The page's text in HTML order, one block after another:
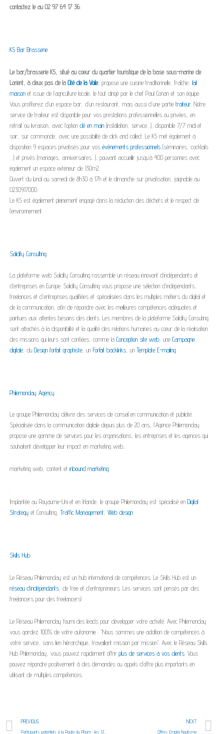
contactez le au 02 97 64 17 36.
K5 Bar Brasserie
Le bar/brasserie K5, situé au coeur du quartier touristique de la base sous-marine de
Lorient, à deux pas de laCité de la Voile, propose une cuisine traditionnelle, fraîche, fait
maison et issue de l’agriculture locale, le tout dirigé par le chef Paul Conan et son équipe.
Vous profiterez d’un espace bar, d’un restaurant, mais aussi d'une partie traiteur. Notre
service de traiteur est disponible pour vos prestations professionnelles ou privées, en
retrait ou livraison, avec l’option clé en main (installation, service…), disponible 7/7 midi et
soir, sur commande, avec une possibilité de click and collect. Le K5 met également à
disposition 9 espaces privatisés pour vos évènements professionnels (séminaires, cocktails
…) et privés (mariages, anniversaires…), pouvant accueillir jusqu’à 400 personnes avec
également un espace extérieur de 130m2.
Ouvert du lundi au samedi de 8h30 à 17h et le dimanche sur privatisation, joignable au
0230917000.
Le K5 est également pleinement engagé dans la réduction des déchets et le respect de
l’environnement.
Solidity Consulting
La plateforme web Solidity Consulting rassemble un réseau innovant d’indépendants et
d’entreprises en Europe. Solidity Consulting vous propose une sélection d'indépendants,
freelances et d'entreprises qualifiées et spécialisées dans les multiples métiers du digital et
de la communication, afin de répondre avec les meilleures compétences adéquates et
pointues aux attentes besoins des clients. Les membres de la plateforme Solidity Consuting
sont attachés à la disponibilité et la qualité des relations humaines au cœur de la réalisation
des missions qui leurs sont confiées, comme la Conception site web, une Campagne
digitale, du Design forfait graphiste, un Forfait backlinks, unTemplate E-mailing.
Philemonday Agency
Le groupe Philemonday délivre des services de conseil en communication et publicité.
Spécialisée dans la communication digitale depuis plus de 20 ans, l'Agence Philemonday
propose une gamme de services pour les organisations, les entreprises et les agences qui
souhaitent développer leur impact en marketing web,
marketing web, content et inbound marketing
Implantée au Royaume-Uni et en Irlande, le groupe Philemonday est spécialisé en Digital
Strategy et Consulting,Traffic Management Web design
Skills Hub
Le Réseau Philemonday est un hub international de compétences. Le Skills Hub est un
réseau d’indépendants , de free et d’entrepreneurs. Les services sont pensés par des
freelancers pour des freelancers!
Le Réseau Philemonday fourni des leads pour développer votre activité. Avec Philemonday
vous gardez 100% de votre autonomie : "Nous sommes une addition de compétences à
votre service, sans lien hiérarchique, travaillant mission par mission". Avec le Réseau Skills
Hub Philemonday, vous pouvez rapidement offrir plus de services à vos clients . Vous
pouvez répondre positivement à des demandes ou appels d’offre plus importants en
utilisant de multiples compétences.
Précédent
PREVIOUS NEXT
Offres Emploi Nautisme